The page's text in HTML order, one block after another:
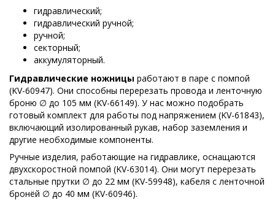
гидравлический;
гидравлический ручной;
ручной;
секторный;
аккумуляторный.
Гидравлические ножницы работают в паре с помпой
(KV-60947). Они способны перерезать провода и ленточную
броню ∅ до 105 мм (KV-66149). У нас можно подобрать
готовый комплект для работы под напряжением (KV-61843),
включающий изолированный рукав, набор заземления и
другие необходимые компоненты.
Ручные изделия, работающие на гидравлике, оснащаются
двухскоростной помпой (KV-63014). Они могут перерезать
стальные прутки ∅ до 22 мм (KV-59948), кабеля с ленточной
бронёй ∅ до 40 мм (KV-60946).